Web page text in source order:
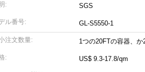
: SGS
ル番号: GL-S5550-1
注文数量: 1つの20FTの容器、
: US$ 9.3-17.8/qm